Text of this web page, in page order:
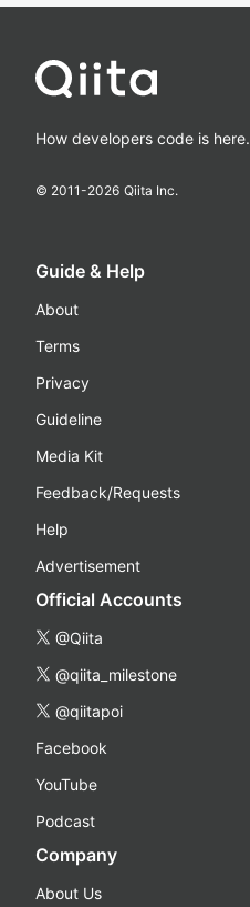
How developers code is here.
© 2011-2026 Qiita Inc.
Guide & Help
About
Terms
Privacy
Guideline
Media Kit
Feedback/Requests
Help
Advertisement
Official Accounts
@Qiita
@qiita_milestone
@qiitapoi
Facebook
YouTube
Podcast
Company
About Us